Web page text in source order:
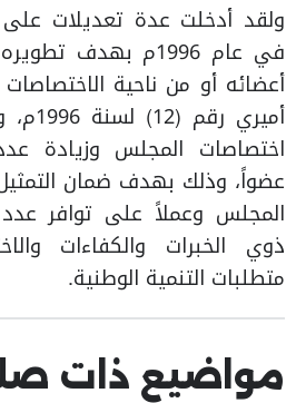
ولقد أدخلت عدة تعديلات
في عام 1996م بهدف
أعضائه أو من ناحية
اختصاصات المجلس وزيادة
عضواً، وذلك بهدف ضمان
المجلس وعملاً على توافر
ذوي الخبرات والكفاءات
متطلبات التنمية الوطنية.​
مواضيع ذات